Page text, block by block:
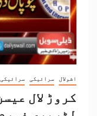
اشولال سرائیکی
کروڑ لال